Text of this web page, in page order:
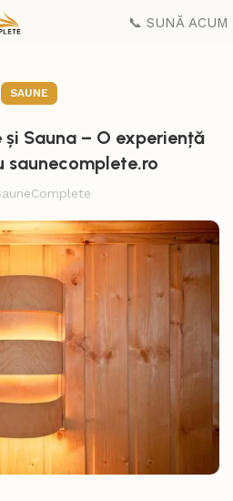
📞 SUNĂ ACUM
SAUNE
Sauna – O experiență
saunecomplete.ro